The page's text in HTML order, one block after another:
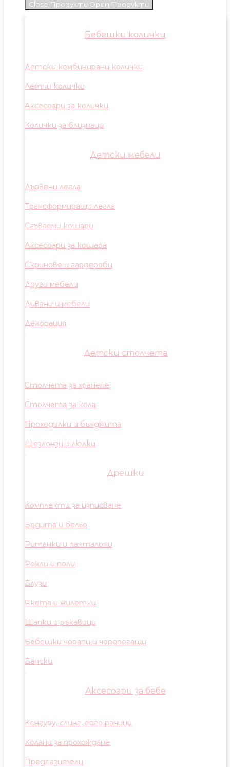
Close Продукти Open Продукти
Бебешки колички
Детски комбинирани колички
Летни колички
Аксесоари за колички
Колички за близнаци
Детски мебели
Дървени легла
Трансформиращи легла
Сгъваеми кошари
Аксесоари за кошара
Скринове и гардероби
Други мебели
Дивани и мебели
Декорация
Детски столчета
Столчета за хранене
Столчета за кола
Проходилки и бънджита
Шезлонзи и люлки
Дрешки
Комплекти за изписване
Бодита и бельо
Ританки и панталони
Рокли и поли
Блузи
Якета и жилетки
Шапки и ръкавици
Бебешки чорапи и чоропогащи
Бански
Аксесоари за бебе
Кенгуру, слинг, ерго раници
Колани за прохождане
Предпазители